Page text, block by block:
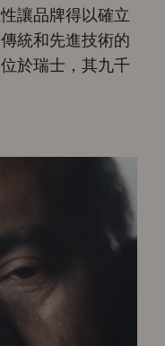
讓品牌得以確立
統和先進技術的
於瑞士，其九千